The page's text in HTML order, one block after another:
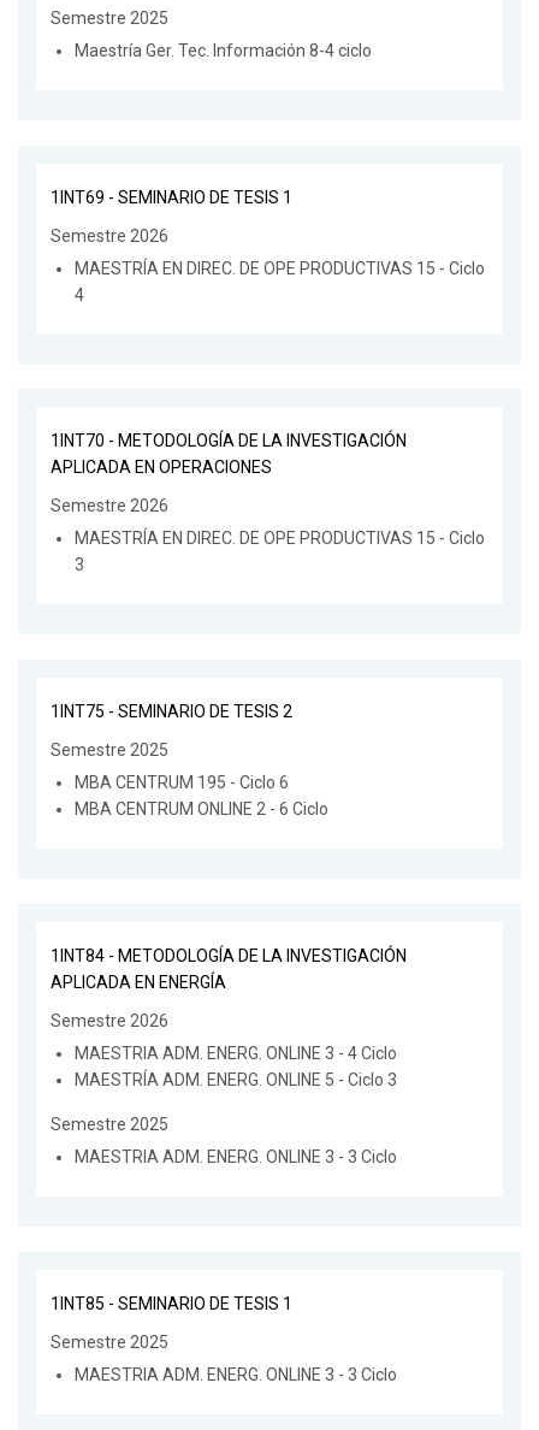
Semestre 2025
Maestría Ger. Tec. Información 8-4 ciclo
1INT69 - SEMINARIO DE TESIS 1
Semestre 2026
MAESTRÍA EN DIREC. DE OPE PRODUCTIVAS 15 - Ciclo
4
1INT70 - METODOLOGÍA DE LA INVESTIGACIÓN
APLICADA EN OPERACIONES
Semestre 2026
MAESTRÍA EN DIREC. DE OPE PRODUCTIVAS 15 - Ciclo
3
1INT75 - SEMINARIO DE TESIS 2
Semestre 2025
MBA CENTRUM 195 - Ciclo 6
MBA CENTRUM ONLINE 2 - 6 Ciclo
1INT84 - METODOLOGÍA DE LA INVESTIGACIÓN
APLICADA EN ENERGÍA
Semestre 2026
MAESTRIA ADM. ENERG. ONLINE 3 - 4 Ciclo
MAESTRÍA ADM. ENERG. ONLINE 5 - Ciclo 3
Semestre 2025
MAESTRIA ADM. ENERG. ONLINE 3 - 3 Ciclo
1INT85 - SEMINARIO DE TESIS 1
Semestre 2025
MAESTRIA ADM. ENERG. ONLINE 3 - 3 Ciclo